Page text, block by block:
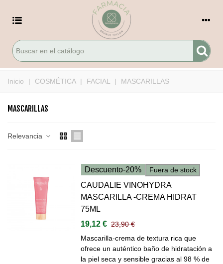
Inicio | COSMÉTICA | FACIAL | MASCARILLAS
MASCARILLAS
Relevancia
Descuento-20% Fuera de stock
CAUDALIE VINOHYDRA
MASCARILLA -CREMA HIDRAT
75ML
19,12 € 23,90 €
Mascarilla-crema de textura rica que
ofrece un auténtico baño de hidratación a
la piel seca y sensible gracias al 98 % de